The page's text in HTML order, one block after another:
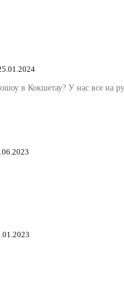
в Кокшетау? У нас все на